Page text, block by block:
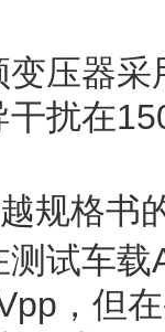
变压器
扰在
规格书
试车
，但